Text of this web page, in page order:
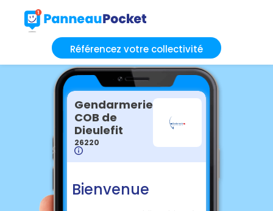
Référencez votre collectivité
Gendarmerie
COB de
Dieulefit
26220
Bienvenue